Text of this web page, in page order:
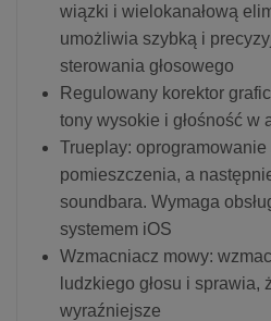
wiązki i wielokanałową
umożliwia szybką i
sterowania głosowego
Regulowany korektor
tony wysokie i głośność w
Trueplay:
pomieszczenia, a
soundbara. Wymaga
systemem iOS
Wzmacniacz mowy:
ludzkiego głosu i sprawia,
wyraźniejsze